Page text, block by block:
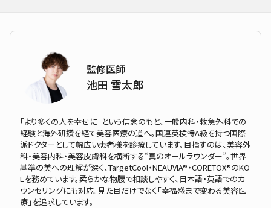
監修医師
池田 雪太郎
「より多くの人を幸せに」という信念のもと、一般内科・救急外科での
経験と海外研鑽を経て美容医療の道へ。国連英検特A級を持つ国際
派ドクターとして幅広い患者様を診療しています。目指すのは、美容外
科・美容内科・美容皮膚科を横断する“真のオールラウンダー”。世界
基準の美への理解が深く、TargetCool・NEAUVIA®・CORETOX®のKO
Lを務めています。柔らかな物腰で相談しやすく、日本語・英語でのカ
ウンセリングにも対応。見た目だけでなく「幸福感まで変わる美容医
療」を追求しています。